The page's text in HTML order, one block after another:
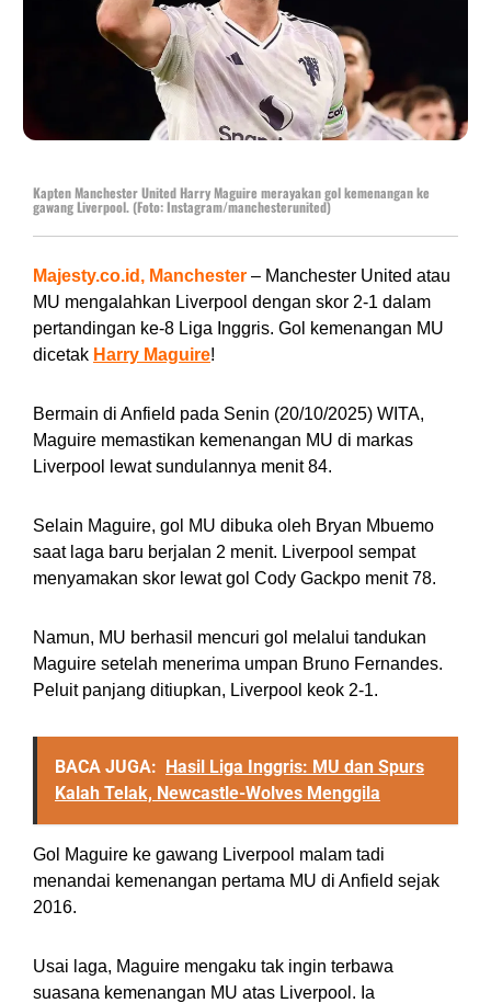
Kapten Manchester United Harry Maguire merayakan gol kemenangan ke
gawang Liverpool. (Foto: Instagram/manchesterunited)
Majesty.co.id, Manchester – Manchester United atau
MU mengalahkan Liverpool dengan skor 2-1 dalam
pertandingan ke-8 Liga Inggris. Gol kemenangan MU
dicetak Harry Maguire!
Bermain di Anfield pada Senin (20/10/2025) WITA,
Maguire memastikan kemenangan MU di markas
Liverpool lewat sundulannya menit 84.
Selain Maguire, gol MU dibuka oleh Bryan Mbuemo
saat laga baru berjalan 2 menit. Liverpool sempat
menyamakan skor lewat gol Cody Gackpo menit 78.
Namun, MU berhasil mencuri gol melalui tandukan
Maguire setelah menerima umpan Bruno Fernandes.
Peluit panjang ditiupkan, Liverpool keok 2-1.
BACA JUGA: Hasil Liga Inggris: MU dan Spurs
Kalah Telak, Newcastle-Wolves Menggila
Gol Maguire ke gawang Liverpool malam tadi
menandai kemenangan pertama MU di Anfield sejak
2016.
Usai laga, Maguire mengaku tak ingin terbawa
suasana kemenangan MU atas Liverpool. Ia